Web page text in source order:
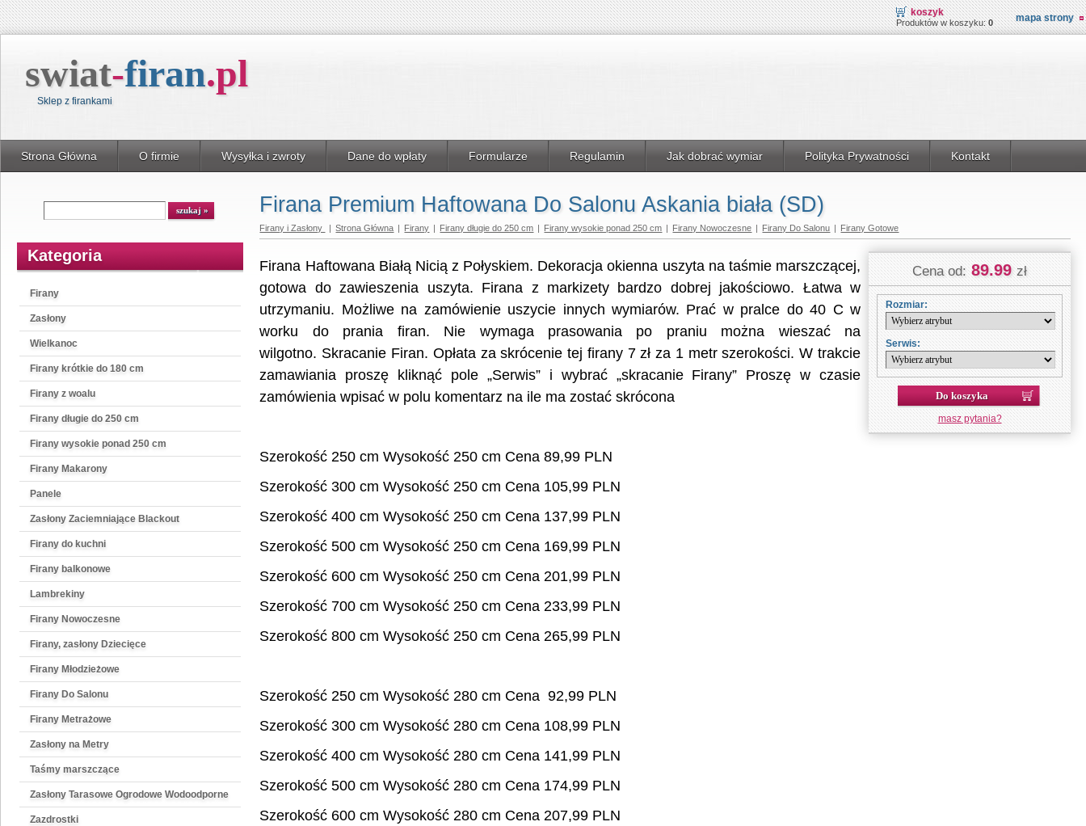
koszyk
Produktów w koszyku:0 mapa strony
swiat-firan.pl
Sklep z firankami
Strona Główna O firmie Wysyłka i zwroty Dane do wpłaty Formularze Regulamin Jak dobrać wymiar Polityka Prywatności Kontakt
Kategoria
Firany
Zasłony
Wielkanoc
Firany krótkie do 180 cm
Firany z woalu
Firany długie do 250 cm
Firany wysokie ponad 250 cm
Firany Makarony
Panele
Zasłony Zaciemniające Blackout
Firany do kuchni
Firany balkonowe
Lambrekiny
Firany Nowoczesne
Firany, zasłony Dziecięce
Firany Młodzieżowe
Firany Do Salonu
Firany Metrażowe
Zasłony na Metry
Taśmy marszczące
Zasłony Tarasowe Ogrodowe Wodoodporne
Zazdrostki
Firana Premium Haftowana Do Salonu Askania biała (SD)
Firany i Zasłony | Strona Główna | Firany | Firany długie do 250 cm | Firany wysokie ponad 250 cm | Firany Nowoczesne | Firany Do Salonu | Firany Gotowe
Cena od: 89.99 zł
Rozmiar:
Serwis:
Do koszyka
masz pytania?
Firana Haftowana Białą Nicią z Połyskiem. Dekoracja okienna uszyta na taśmie marszczącej,
gotowa do zawieszenia uszyta. Firana z markizety bardzo dobrej jakościowo. Łatwa w
utrzymaniu. Możliwe na zamówienie uszycie innych wymiarów. Prać w pralce do 40 C w
worku do prania firan. Nie wymaga prasowania po praniu można wieszać na
wilgotno. Skracanie Firan. Opłata za skrócenie tej firany 7 zł za 1 metr szerokości. W trakcie
zamawiania proszę kliknąć pole „Serwis” i wybrać „skracanie Firany” Proszę w czasie
zamówienia wpisać w polu komentarz na ile ma zostać skrócona
Szerokość 250 cm Wysokość 250 cm Cena 89,99 PLN
Szerokość 300 cm Wysokość 250 cm Cena 105,99 PLN
Szerokość 400 cm Wysokość 250 cm Cena 137,99 PLN
Szerokość 500 cm Wysokość 250 cm Cena 169,99 PLN
Szerokość 600 cm Wysokość 250 cm Cena 201,99 PLN
Szerokość 700 cm Wysokość 250 cm Cena 233,99 PLN
Szerokość 800 cm Wysokość 250 cm Cena 265,99 PLN
Szerokość 250 cm Wysokość 280 cm Cena 92,99 PLN
Szerokość 300 cm Wysokość 280 cm Cena 108,99 PLN
Szerokość 400 cm Wysokość 280 cm Cena 141,99 PLN
Szerokość 500 cm Wysokość 280 cm Cena 174,99 PLN
Szerokość 600 cm Wysokość 280 cm Cena 207,99 PLN